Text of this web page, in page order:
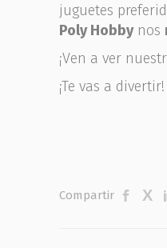
juguetes
Poly Hobbynos
¡Ven a ver
¡Te vas a divertir!
Compartir